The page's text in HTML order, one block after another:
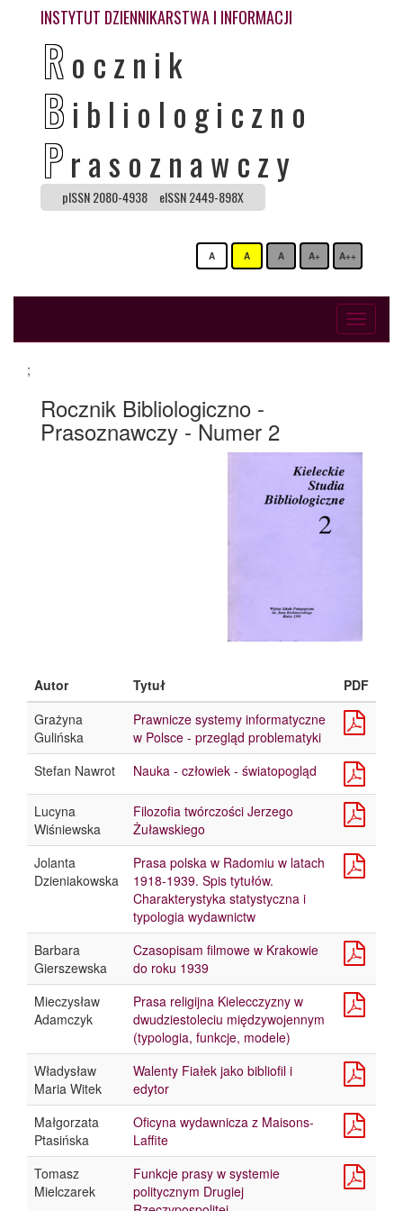
INSTYTUT DZIENNIKARSTWA I INFORMACJI
Rocznik
B ibliologiczno
Prasoznawczy
pISSN 2080-4938 eISSN 2449-898X
A A A A+ A++
Toggle
;
Rocznik Bibliologiczno -
Prasoznawczy - Numer 2
Autor Tytuł
PDF
Grażyna
Gulińska
Prawnicze systemy informatyczne
w Polsce - przegląd problematyki
Stefan Nawrot
Nauka - człowiek - światopogląd
Lucyna
Wiśniewska
Filozofia twórczości Jerzego
Żuławskiego
Jolanta
Dzieniakowska
Prasa polska w Radomiu w latach
1918-1939. Spis tytułów.
Charakterystyka statystyczna i
typologia wydawnictw
Barbara
Gierszewska
Czasopisam filmowe w Krakowie
do roku 1939
Mieczysław
Adamczyk
Prasa religijna Kielecczyzny w
dwudziestoleciu międzywojennym
(typologia, funkcje, modele)
Władysław
Maria Witek
Walenty Fiałek jako bibliofil i
edytor
Małgorzata
Ptasińska
Oficyna wydawnicza z Maisons-
Laffite
Tomasz
Mielczarek
Funkcje prasy w systemie
politycznym Drugiej